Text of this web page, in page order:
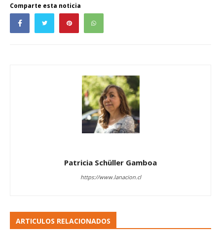
Comparte esta noticia
Patricia Schüller Gamboa
https://www.lanacion.cl
ARTICULOS RELACIONADOS